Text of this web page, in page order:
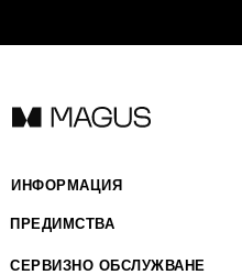
ИНФОРМАЦИЯ
ПРЕДИМСТВА
СЕРВИЗНО ОБСЛУЖВАНЕ